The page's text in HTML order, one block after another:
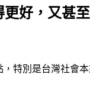
好，又甚
特別是台灣社